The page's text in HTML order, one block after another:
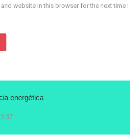
and website in this browser for the next time I
energètica
37